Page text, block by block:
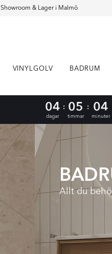
Showroom & Lager i Malmö
VINYLGOLV BADRUM
04
dagar
: 05
timmar
: 03
minuter
Allt du
DUSCH